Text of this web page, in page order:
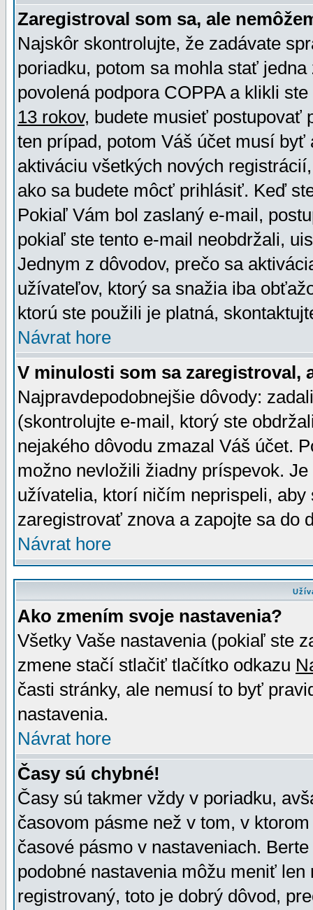
Zaregistroval som sa, ale
Najskôr skontrolujte, že zadávate
poriadku, potom sa mohla stať
povolená podpora COPPA a klikli
13 rokov, budete musieť postupovať
ten prípad, potom Váš účet musí
aktiváciu všetkých nových
ako sa budete môcť prihlásiť. Keď
Pokiaľ Vám bol zaslaný e-mail,
pokiaľ ste tento e-mail neobdržali,
Jednym z dôvodov, prečo sa
užívateľov, ktorý sa snažia iba
ktorú ste použili je platná,
Návrat hore
V minulosti som sa zaregistroval,
Najpravdepodobnejšie dôvody:
(skontrolujte e-mail, ktorý ste
nejakého dôvodu zmazal Váš účet.
možno nevložili žiadny príspevok.
užívatelia, ktorí ničím neprispeli,
zaregistrovať znova a zapojte sa do
Návrat hore
Ako zmením svoje nastavenia?
Všetky Vaše nastavenia (pokiaľ ste
zmene stačí stlačiť tlačítko odkazu
časti stránky, ale nemusí to byť
nastavenia.
Návrat hore
Časy sú chybné!
Časy sú takmer vždy v poriadku,
časovom pásme než v tom, v
časové pásmo v nastaveniach.
podobné nastavenia môžu meniť
registrovaný, toto je dobrý dôvod,